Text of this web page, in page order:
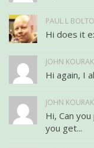
PAUL L
Hi does it
JOHN
Hi again, I
JOHN
Hi, Can
you get...